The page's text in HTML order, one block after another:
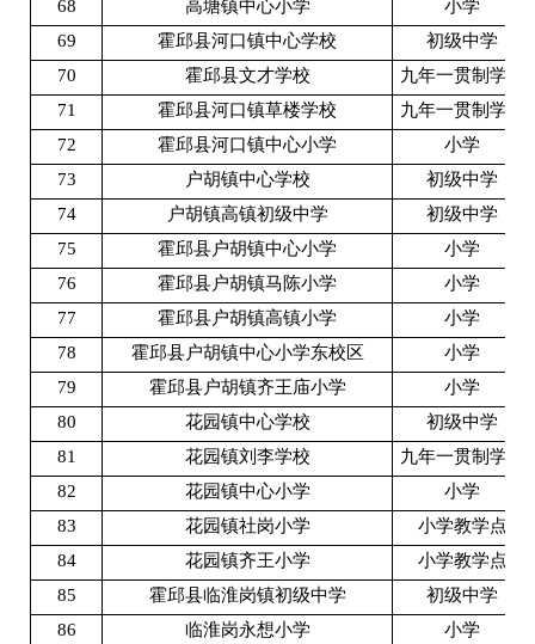
68
高塘镇中心小学
小学
69
霍邱县河口镇中心学校
初级中学
70
霍邱县文才学校
九年一贯制学校
71
霍邱县河口镇草楼学校
九年一贯制学校
72
霍邱县河口镇中心小学
小学
73
户胡镇中心学校
初级中学
74
户胡镇高镇初级中学
初级中学
75
霍邱县户胡镇中心小学
小学
76
霍邱县户胡镇马陈小学
小学
77
霍邱县户胡镇高镇小学
小学
78
霍邱县户胡镇中心小学东校区
小学
79
霍邱县户胡镇齐王庙小学
小学
80
花园镇中心学校
初级中学
81
花园镇刘李学校
九年一贯制学校
82
花园镇中心小学
小学
83
花园镇社岗小学
小学教学点
84
花园镇齐王小学
小学教学点
85
霍邱县临淮岗镇初级中学
初级中学
86
临淮岗永想小学 小学